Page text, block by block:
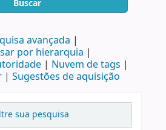
Buscar
avançada
por hierarquia
Nuvem de tags
Sugestões de aquisição
sua pesquisa